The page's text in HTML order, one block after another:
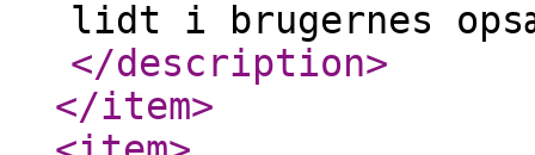
lidt i brugernes
</description>
</item>